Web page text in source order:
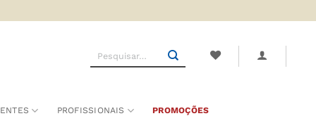
Pesquisar
PROFISSIONAIS PROMOÇÕES